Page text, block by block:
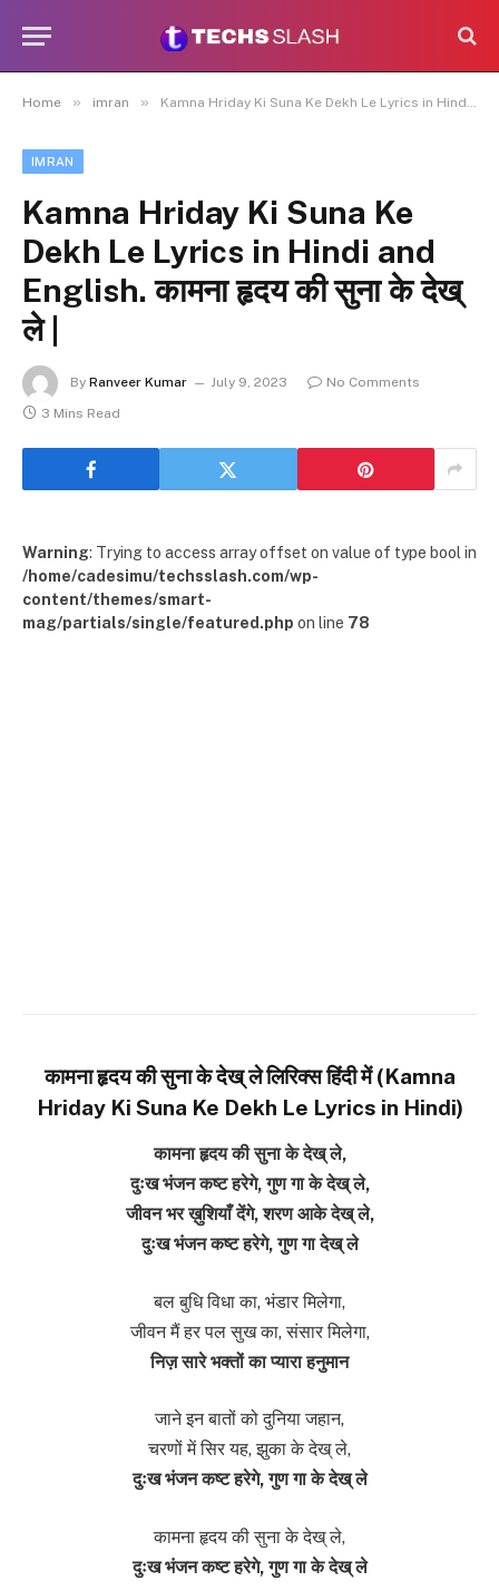
Home » imran » Kamna Hriday Ki Suna Ke Dekh Le Lyrics in Hindi and English. कामना हृदय की सुना के देख् ले |
IMRAN
Kamna Hriday Ki Suna Ke
Dekh Le Lyrics in Hindi and
English. कामना हृदय की सुना के देख्
ले |
By Ranveer Kumar July 9, 2023
No Comments
3 Mins Read
Warning: Trying to access array offset on value of type bool in
/home/cadesimu/techsslash.com/wp-
content/themes/smart-
mag/partials/single/featured.php on line 78
कामना हृदय की सुना के देख् ले लिरिक्स हिंदी में (Kamna
Hriday Ki Suna Ke Dekh Le Lyrics in Hindi)
कामना हृदय की सुना के देख् ले,
दुःख भंजन कष्ट हरेगे, गुण गा के देख् ले,
जीवन भर ख़ुशियाँ देंगे, शरण आके देख् ले,
दुःख भंजन कष्ट हरेगे, गुण गा देख् ले
बल बुधि विधा का, भंडार मिलेगा,
जीवन मैं हर पल सुख का, संसार मिलेगा,
निज़ सारे भक्तों का प्यारा हनुमान
जाने इन बातों को दुनिया जहान,
चरणों में सिर यह, झुका के देख् ले,
दुःख भंजन कष्ट हरेगे, गुण गा के देख् ले
कामना हृदय की सुना के देख् ले,
दुःख भंजन कष्ट हरेगे, गुण गा के देख् ले